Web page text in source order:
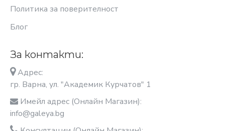
Политика за поверителност
Блог
За контакти:
Адрес:
гр. Варна, ул. "Академик Курчатов" 1
Имейл адрес (Онлайн Магазин):
info@galeya.bg